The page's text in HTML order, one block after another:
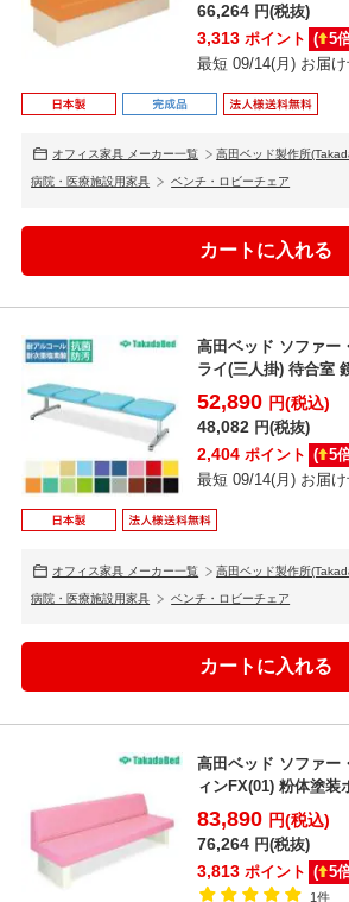
66,264 円(税抜)
3,313 ポイント ( 5
最短 09/14(月) お届け
オフィス家具 メーカー一覧 高田ベッド製作所
病院・医療施設用家具 ベンチ・ロビーチェア
高田ベッド ソファー
ライ(三人掛) 待合室
立...
52,890 円(税込)
48,082 円(税抜)
2,404 ポイント ( 5
最短 09/14(月) お届け
オフィス家具 メーカー一覧 高田ベッド製作所
病院・医療施設用家具 ベンチ・ロビーチェア
高田ベッド ソファー
ィンFX(01) 粉体塗装
83,890 円(税込)
76,264 円(税抜)
3,813 ポイント ( 5
1件